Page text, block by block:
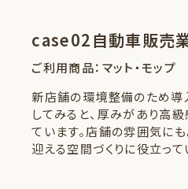
case02自動車販売
ご利用商品：マット・モップ
新店舗の環境整備のため導
してみると、厚みがあり高
ています。店舗の雰囲気に
迎える空間づくりに役立って